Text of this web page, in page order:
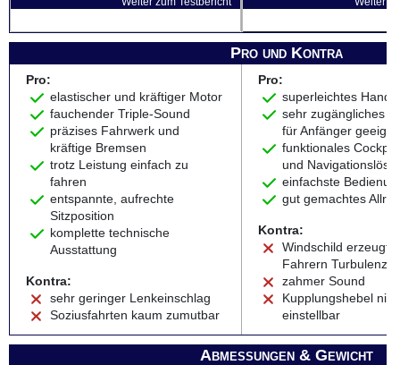
Pro und Kontra
Pro:
elastischer und kräftiger Motor
fauchender Triple-Sound
präzises Fahrwerk und
kräftige Bremsen
trotz Leistung einfach zu
fahren
entspannte, aufrechte
Sitzposition
komplette technische
Ausstattung
Kontra:
sehr geringer Lenkeinschlag
Soziusfahrten kaum zumutbar
Pro:
superleichtes
sehr zugängliches
für Anfänger
funktionales Cockpit
und
einfachste
gut gemachtes
Kontra:
Windschild erzeugt
Fahrern
zahmer Sound
Kupplungshebel
einstellbar
Abmessungen & Gewicht